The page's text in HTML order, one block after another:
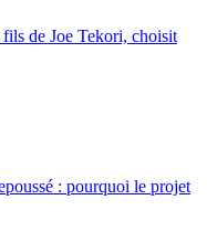
de Joe Tekori, choisit
: pourquoi le projet